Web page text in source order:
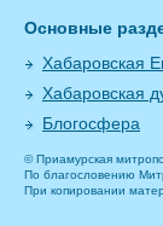
Основные
Хабаровская
Хабаровская
Блогосфера
© Приамурская
По благословению
При копировании